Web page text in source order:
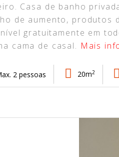
Casa de banho
de aumento, produtos
gratuitamente em
cama de casal. Mais
2 pessoas 20m2